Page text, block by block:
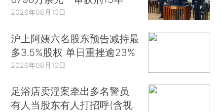
2026年08月10日
沪上阿姨六名股东预告减持最
多3.5%股权 单日重挫逾23%
2026年08月10日
足浴店卖淫案牵出多名警员
有人当股东有人打招呼(含视